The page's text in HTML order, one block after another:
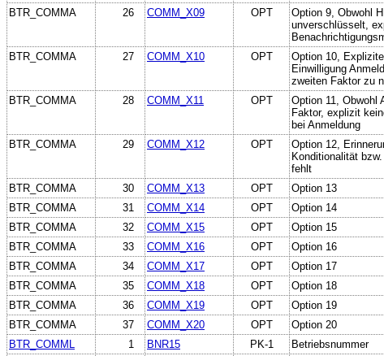
BTR_COMMA 26 COMM_X09 OPT
Option 9, Obwohl
unverschlüsselt,
BTR_COMMA 27 COMM_X10 OPT
Option 10,
Einwilligung
zweiten Faktor zu
BTR_COMMA 28 COMM_X11 OPT
Option 11, Obwohl
Faktor, explizit
bei Anmeldung
BTR_COMMA 29 COMM_X12 OPT
Option 12,
Konditionalität
fehlt
BTR_COMMA
30 COMM_X13 OPT
Option 13
BTR_COMMA
31 COMM_X14 OPT
Option 14
BTR_COMMA
32 COMM_X15 OPT
Option 15
BTR_COMMA
33 COMM_X16 OPT
Option 16
BTR_COMMA
34 COMM_X17 OPT
Option 17
BTR_COMMA
35 COMM_X18 OPT
Option 18
BTR_COMMA
36 COMM_X19 OPT
Option 19
BTR_COMMA
37 COMM_X20 OPT
Option 20
BTR_COMML
1 BNR15 PK-1 Betriebsnummer